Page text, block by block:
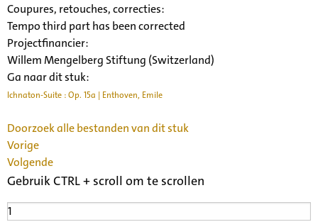
Coupures, retouches, correcties:
Tempo third part has been corrected
Projectfinancier:
Willem Mengelberg Stiftung (Switzerland)
Ga naar dit stuk:
Ichnaton-Suite : Op. 15a | Enthoven, Emile
Doorzoek alle bestanden van dit stuk
Vorige
Volgende
Gebruik CTRL + scroll om te scrollen